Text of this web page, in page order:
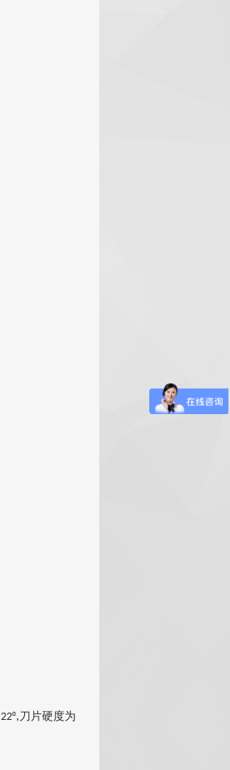
22°,刀片硬度为